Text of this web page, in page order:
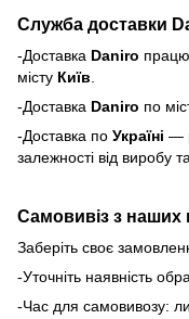
Служба доставки
-Доставка Daniro п
місту Київ.
-Доставка Daniro по
-Доставка по Україні —
залежності від виробу
Самовивіз з наших
Заберіть своє
-Уточніть наявність
-Час для самовивозу: